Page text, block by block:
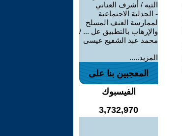
التيه / أشرف العناني
- الجدلية الاجتماعية
لممارسة العنف المسلح
والإرهاب بالتطبيق عل ... /
محمد عبد الشفيع عيسى
المزيد.....
المعجبين بنا على
الفيسبوك
3,732,970